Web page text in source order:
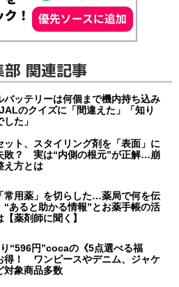
部 関連記事
バッテリーは何個まで機内持ち込み
のクイズに「間違えた」「知り
した」
ット、スタイリング剤を「表面」に
敗？ 実は“内側の根元”が正解…崩
え方とは
常用薬」を切らした…薬局で何を伝
あると助かる情報”とお薬手帳の活
【薬剤師に聞く】
“596円”cocaの《5点選べる福
得！ ワンピースやデニム、ジャケ
対象商品多数